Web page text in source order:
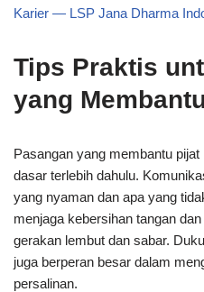
Karier — LSP Jana Dharma
Tips Praktis
yang
Pasangan yang membantu
dasar terlebih dahulu.
yang nyaman dan apa yang
menjaga kebersihan tangan
gerakan lembut dan sabar.
juga berperan besar dalam
persalinan.